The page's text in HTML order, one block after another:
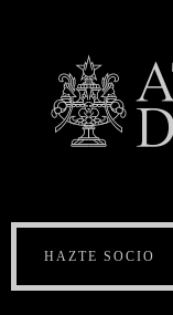
HAZTE SOCIO